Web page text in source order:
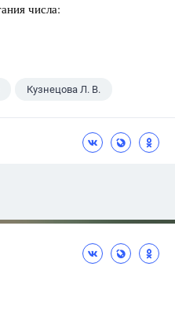
числа:
Кузнецова Л. В.